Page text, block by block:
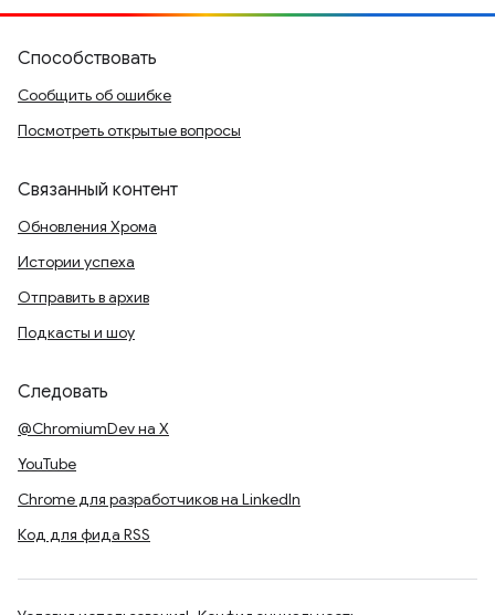
Способствовать
Сообщить об ошибке
Посмотреть открытые вопросы
Связанный контент
Обновления Хрома
Истории успеха
Отправить в архив
Подкасты и шоу
Следовать
@ChromiumDev на X
YouTube
Chrome для разработчиков на LinkedIn
Код для фида RSS